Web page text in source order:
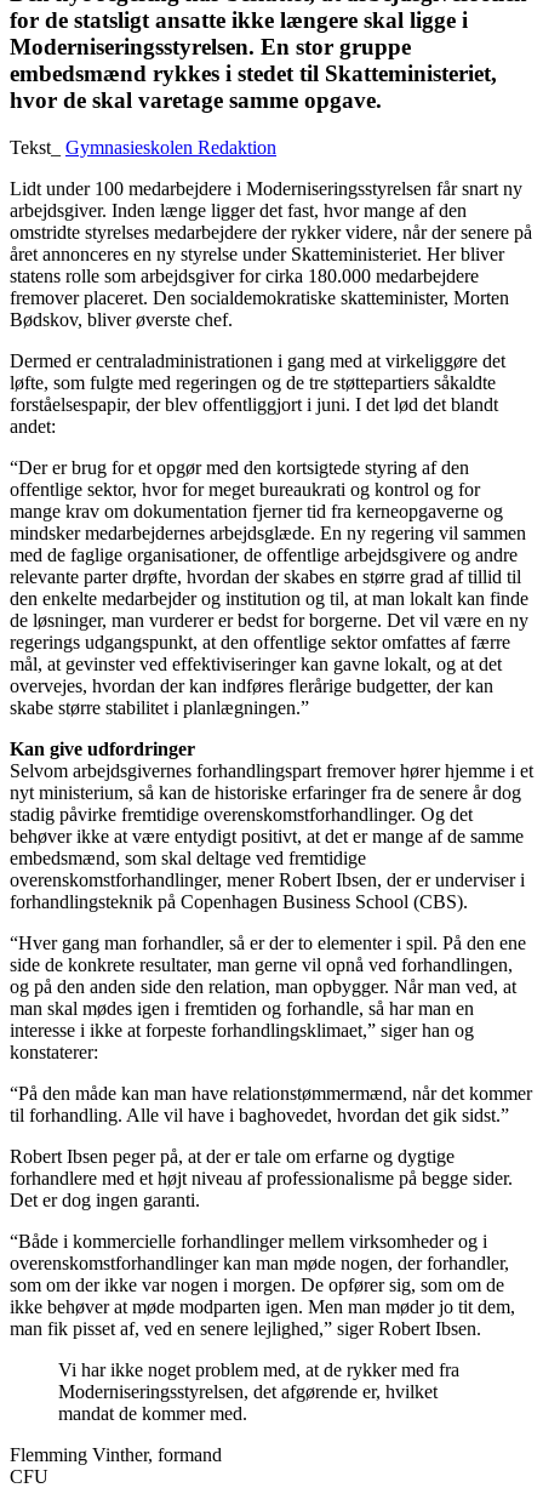
for de statsligt ansatte ikke længere skal ligge i
Moderniseringsstyrelsen. En stor gruppe
embedsmænd rykkes i stedet til Skatteministeriet,
hvor de skal varetage samme opgave.
Tekst_ Gymnasieskolen Redaktion
Lidt under 100 medarbejdere i Moderniseringsstyrelsen får snart ny
arbejdsgiver. Inden længe ligger det fast, hvor mange af den
omstridte styrelses medarbejdere der rykker videre, når der senere på
året annonceres en ny styrelse under Skatteministeriet. Her bliver
statens rolle som arbejdsgiver for cirka 180.000 medarbejdere
fremover placeret. Den socialdemokratiske skatteminister, Morten
Bødskov, bliver øverste chef.
Dermed er centraladministrationen i gang med at virkeliggøre det
løfte, som fulgte med regeringen og de tre støttepartiers såkaldte
forståelsespapir, der blev offentliggjort i ­juni. I det lød det blandt
andet:
“Der er brug for et opgør med den kortsigtede styring af den
offentlige sektor, hvor for meget bureaukrati og kontrol og for
mange krav om dokumentation fjerner tid fra kerneopgaverne og
mindsker medarbejdernes arbejdsglæde. En ny regering vil sammen
med de faglige organisationer, de offentlige arbejdsgivere og andre
relevante parter drøfte, hvordan der skabes en større grad af tillid til
den enkelte medarbejder og institution og til, at man lokalt kan finde
de løsninger, man vurderer er bedst for borgerne. Det vil være en ny
regerings udgangspunkt, at den offentlige sektor omfattes af færre
mål, at gevinster ved effektiviseringer kan gavne lokalt, og at det
overvejes, hvordan der kan indføres flerårige budgetter, der kan
skabe større stabilitet i planlægningen.”
Kan give udfordringer
Selvom arbejdsgivernes forhandlingspart fremover hører hjemme i et
nyt ministerium, så kan de historiske erfaringer fra de senere år dog
stadig påvirke fremtidige overenskomstforhandlinger. Og det
behøver ikke at være entydigt positivt, at det er mange af de samme
embedsmænd, som skal deltage ved fremtidige
overenskomstforhandlinger, mener Robert Ibsen, der er underviser i
forhandlingsteknik på Copenhagen Business School (CBS).
“Hver gang man forhandler, så er der to elementer i spil. På den ene
side de konkrete resultater, man gerne vil opnå ved forhandlingen,
og på den anden side den relation, man opbygger. Når man ved, at
man skal mødes igen i fremtiden og forhandle, så har man en
interesse i ikke at forpeste forhandlingsklimaet,” siger han og
konstaterer:
“På den måde kan man have relationstømmermænd, når det kommer
til forhandling. Alle vil have i baghovedet, hvordan det gik sidst.”
Robert Ibsen peger på, at der er tale om erfarne og dygtige
forhandlere med et højt niveau af professionalisme på begge sider.
Det er dog ingen garanti.
“Både i kommercielle forhandlinger mellem virksomheder og i
overenskomstforhandlinger kan man møde nogen, der forhandler,
som om der ikke var nogen i morgen. De opfører sig, som om de
ikke behøver at møde modparten igen. Men man møder jo tit dem,
man fik pisset af, ved en senere lejlighed,” siger Robert ­Ibsen.
Vi har ikke noget problem med, at de rykker med fra
Moderniseringsstyrelsen, det afgørende er, hvilket
mandat de kommer med.
Flemming Vinther, formand
CFU